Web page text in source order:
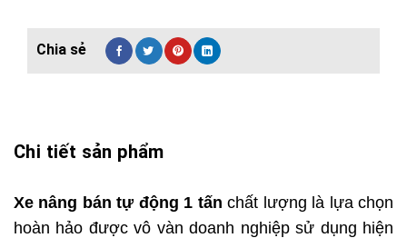
Chi tiết sản phẩm
Xe nâng bán tự động 1 tấn chất lượng là lựa chọn
hoàn hảo được vô vàn doanh nghiệp sử dụng hiện